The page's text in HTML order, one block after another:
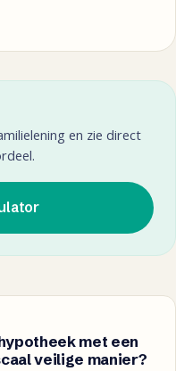
en zie direct
met een
veilige manier?